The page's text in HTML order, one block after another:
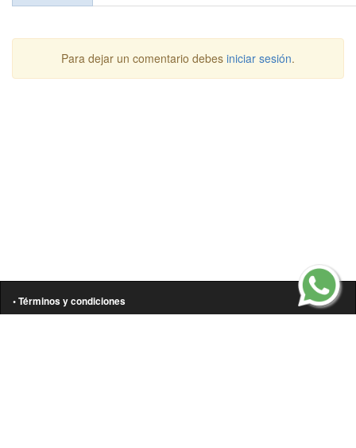
Para dejar un comentario debes iniciar sesión.
• Términos y condiciones